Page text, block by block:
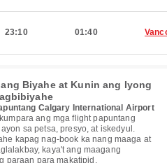
23:10 01:40
Biyahe at Kunin ang Iyong
Calgary International Airport
ang mga flight papuntang
sa petsa, presyo, at iskedyul.
kapag nag-book ka nang maaga at
kaya't ang maagang
paraan para makatipid.